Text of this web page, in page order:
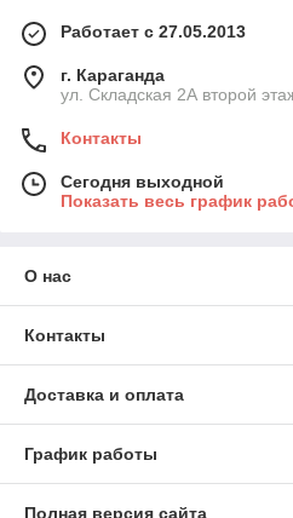
Работает с 27.05.2013
г. Караганда
ул. Складская 2А второй
Контакты
Сегодня выходной
Показать весь график
О нас
Контакты
Доставка и оплата
График работы
Полная версия сайта